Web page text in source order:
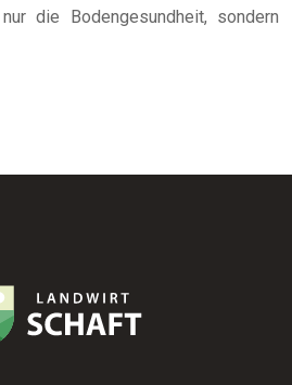
die Bodengesundheit, sondern